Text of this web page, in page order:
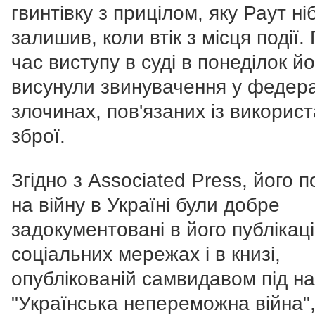
гвинтівку з прицілом, яку Раут
залишив, коли втік з місця події.
час виступу в суді в понеділок
висунули звинувачення у
злочинах, пов'язаних із
зброї.
Згідно з Associated Press, його
на війну в Україні були добре
задокументовані в його
соціальних мережах і в книзі,
опублікованій самвидавом під
"Українська непереможна